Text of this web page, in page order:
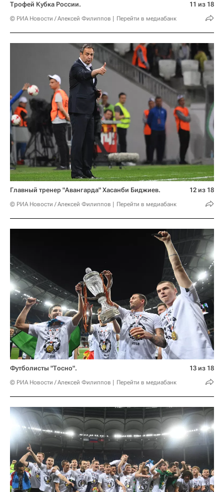
Трофей Кубка России.
© РИА Новости / Алексей Филиппов Перейти в медиабанк
11 из 18
Главный тренер "Авангарда" Хасанби Биджиев.
© РИА Новости / Алексей Филиппов Перейти в медиабанк
12 из 18
Футболисты "Тосно".
© РИА Новости / Алексей Филиппов Перейти в медиабанк
13 из 18